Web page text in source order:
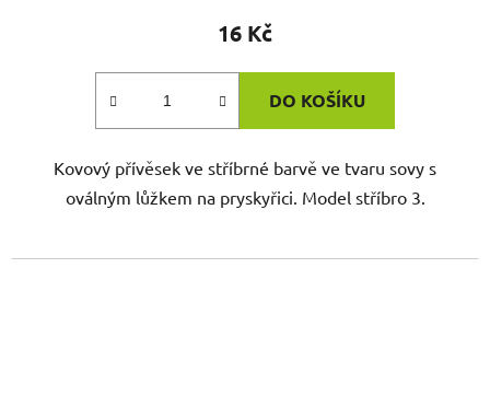
16 Kč
DO KOŠÍKU
Kovový přívěsek ve stříbrné barvě ve tvaru sovy s
oválným lůžkem na pryskyřici. Model stříbro 3.